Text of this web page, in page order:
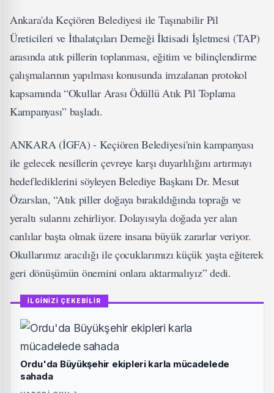
Ankara'da Keçiören Belediyesi ile Taşınabilir Pil
Üreticileri ve İthalatçıları Derneği İktisadi İşletmesi (TAP)
arasında atık pillerin toplanması, eğitim ve bilinçlendirme
çalışmalarının yapılması konusunda imzalanan protokol
kapsamında “Okullar Arası Ödüllü Atık Pil Toplama
Kampanyası” başladı.
ANKARA (İGFA) - Keçiören Belediyesi'nin kampanyası
ile gelecek nesillerin çevreye karşı duyarlılığını artırmayı
hedeflediklerini söyleyen Belediye Başkanı Dr. Mesut
Özarslan, “Atık piller doğaya bırakıldığında toprağı ve
yeraltı sularını zehirliyor. Dolayısıyla doğada yer alan
canlılar başta olmak üzere insana büyük zararlar veriyor.
Okullarımız aracılığı ile çocuklarımızı küçük yaşta eğiterek
geri dönüşümün önemini onlara aktarmalıyız” dedi.
İLGİNİZİ ÇEKEBİLİR
Ordu'da Büyükşehir ekipleri karla mücadelede
sahada